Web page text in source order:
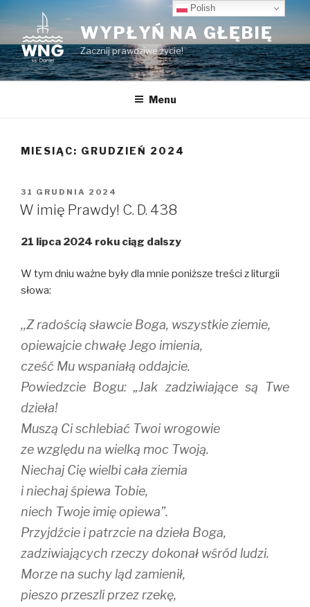
Przeskocz
do
treści
WYPŁYŃ NA GŁĘBIĘ
Zacznij prawdziwe życie!
Menu
MIESIĄC: GRUDZIEŃ 2024
OPUBLIKOWANE
W
31 GRUDNIA 2024
W imię Prawdy! C. D. 438
21 lipca 2024 roku ciąg dalszy
W tym dniu ważne były dla mnie poniższe treści z liturgii
słowa:
,,Z radością sławcie Boga, wszystkie ziemie,
opiewajcie chwałę Jego imienia,
cześć Mu wspaniałą oddajcie.
Powiedzcie Bogu: „Jak zadziwiające są Twe
dzieła!
Muszą Ci schlebiać Twoi wrogowie
ze względu na wielką moc Twoją.
Niechaj Cię wielbi cała ziemia
i niechaj śpiewa Tobie,
niech Twoje imię opiewa”.
Przyjdźcie i patrzcie na dzieła Boga,
zadziwiających rzeczy dokonał wśród ludzi.
Morze na suchy ląd zamienił,
pieszo przeszli przez rzekę,
Polish